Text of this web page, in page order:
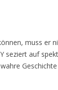
muss er
seziert auf